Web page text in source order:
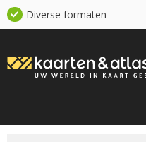
Diverse formaten